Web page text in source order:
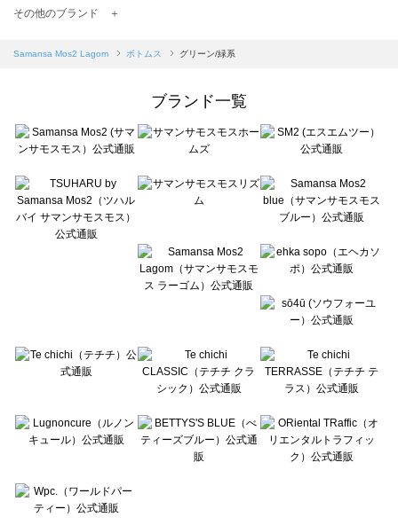
TSUHARU by Samansa Mos2（ツハルバイサマンサモスモス）のボトムス一覧
Samansa Mos2 blue（サマンサモスモス ブルー）のボトムス一覧
sō4ū（ソウフォーユー）のボトムス一覧
Te chichi（テチチ）のボトムス一覧
Te chichi CLASSIC（テチチ クラシック）のボトムス一覧
Lugnoncure（ルノンキュール）のボトムス一覧
BETTY'S BLUE（べティーズブルー）のボトムス一覧
Wpc.（ワールドパーティー）のボトムス一覧
その他のブランド ＋
Samansa Mos2 Lagom ボトムス グリーン/緑系
ブランド一覧